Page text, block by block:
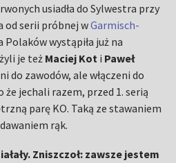
usiadła do Sylwestra przy
od serii próbnej wGarmisch-
Polaków wystąpiła już na
je też Maciej Kot i Paweł
do zawodów, ale włączeni do
jechali razem, przed 1. serią
parę KO. Taką ze stawaniem
rąk.
Zniszczoł: zawsze jestem